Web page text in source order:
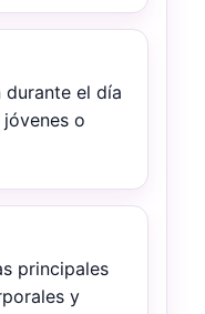
durante el día
o
principales
y